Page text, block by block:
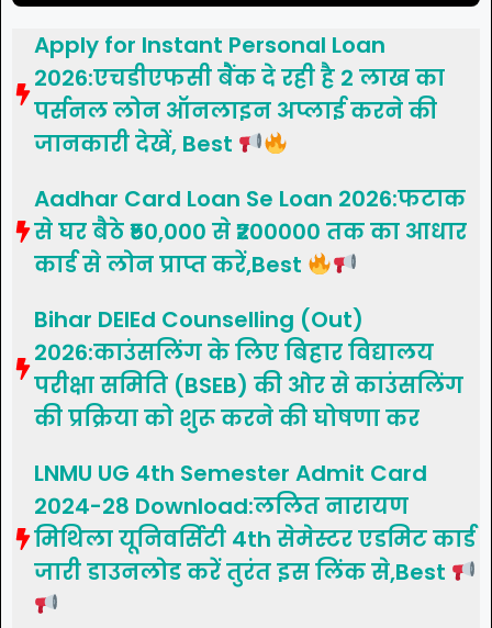
Apply for Instant Personal Loan
2026:एचडीएफसी बैंक दे रही है 2 लाख का
पर्सनल लोन ऑनलाइन अप्लाई करने की
जानकारी देखें, Best
Aadhar Card Loan Se Loan 2026:फटाक
से घर बैठे ₹50,000 से ₹200000 तक का आधार
कार्ड से लोन प्राप्त करें,Best
Bihar DElEd Counselling (Out)
2026:काउंसलिंग के लिए बिहार विद्यालय
परीक्षा समिति (BSEB) की ओर से काउंसलिंग
की प्रक्रिया को शुरू करने की घोषणा कर
LNMU UG 4th Semester Admit Card
2024-28 Download:ललित नारायण
मिथिला यूनिवर्सिटी 4th सेमेस्टर एडमिट कार्ड
जारी डाउनलोड करें तुरंत इस लिंक से,Best